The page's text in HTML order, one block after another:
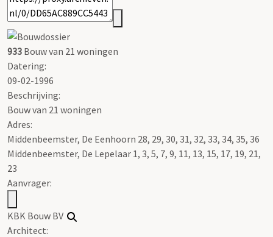
933 Bouw van 21 woningen
Datering:
09-02-1996
Beschrijving:
Bouw van 21 woningen
Adres:
Middenbeemster, De Eenhoorn 28, 29, 30, 31, 32, 33, 34, 35, 36
Middenbeemster, De Lepelaar 1, 3, 5, 7, 9, 11, 13, 15, 17, 19, 21,
23
Aanvrager:
KBK Bouw BV
Architect: